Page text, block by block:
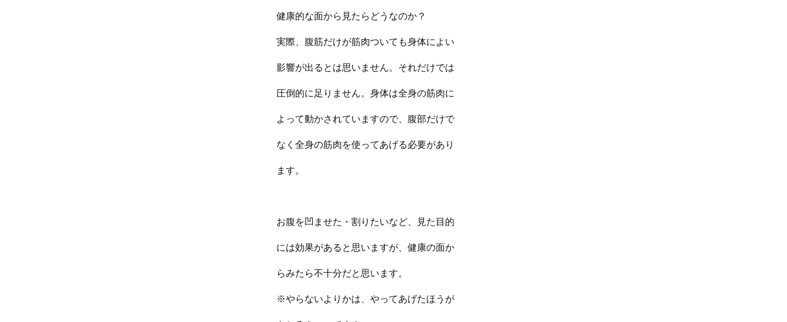
健康的な面から見たらどうなのか？
実際、腹筋だけが筋肉ついても身体によい
影響が出るとは思いません。それだけでは
圧倒的に足りません。身体は全身の筋肉に
よって動かされていますので、腹部だけで
なく全身の筋肉を使ってあげる必要があり
ます。
お腹を凹ませた・割りたいなど、見た目的
には効果があると思いますが、健康の面か
らみたら不十分だと思います。
※やらないよりかは、やってあげたほうが